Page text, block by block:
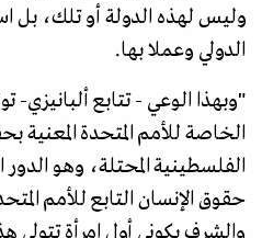
وليس لهذه الدولة أو تلك، بل
الدولي وعملا بها.
"وبهذا الوعي - تتابع ألبانيزي-
الخاصة للأمم المتحدة المعنية
الفلسطينية المحتلة، وهو
حقوق الإنسان التابع للأمم